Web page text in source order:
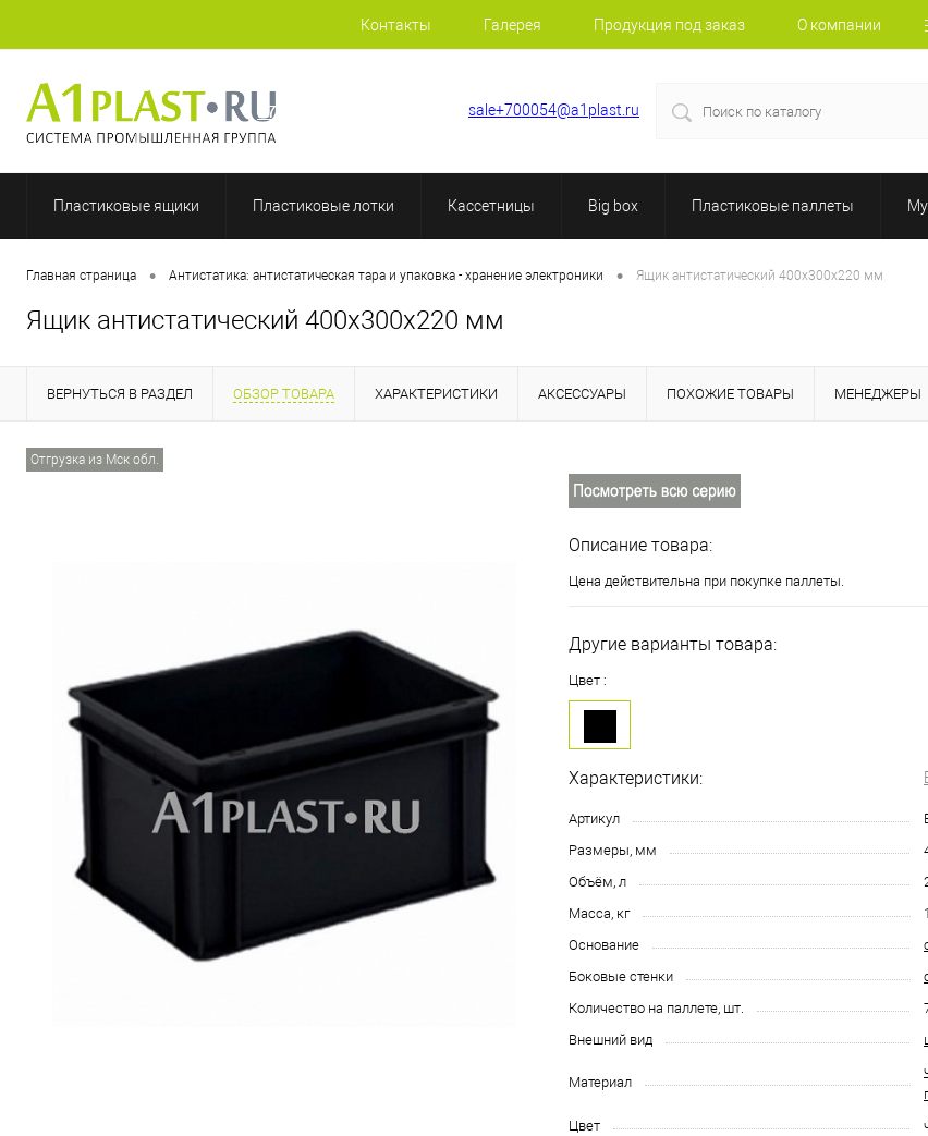
Контакты Галерея Продукция под заказ О компании
+7 (812) 409-48-97 sale+700054@a1plast.ru
Пластиковые ящики Пластиковые лотки Кассетницы Big box Пластиковые паллеты
Главная страница • Антистатика: антистатическая тара и упаковка - хранение электроники • Ящик антистатический 400х300х220 мм
Ящик антистатический 400х300х220 мм
ВЕРНУТЬСЯ В РАЗДЕЛ ОБЗОР ТОВАРА ХАРАКТЕРИСТИКИ АКСЕССУАРЫ ПОХОЖИЕ ТОВАРЫ МЕНЕДЖЕРЫ
Отгрузка из Мск обл.
Описание товара:
Цена действительна при покупке паллеты.
Другие варианты товара:
Цвет :
Характеристики:
Артикул
Размеры, мм
Объём, л
Масса, кг
Основание
Боковые стенки
Количество на паллете, шт.
Внешний вид
Материал
Цвет